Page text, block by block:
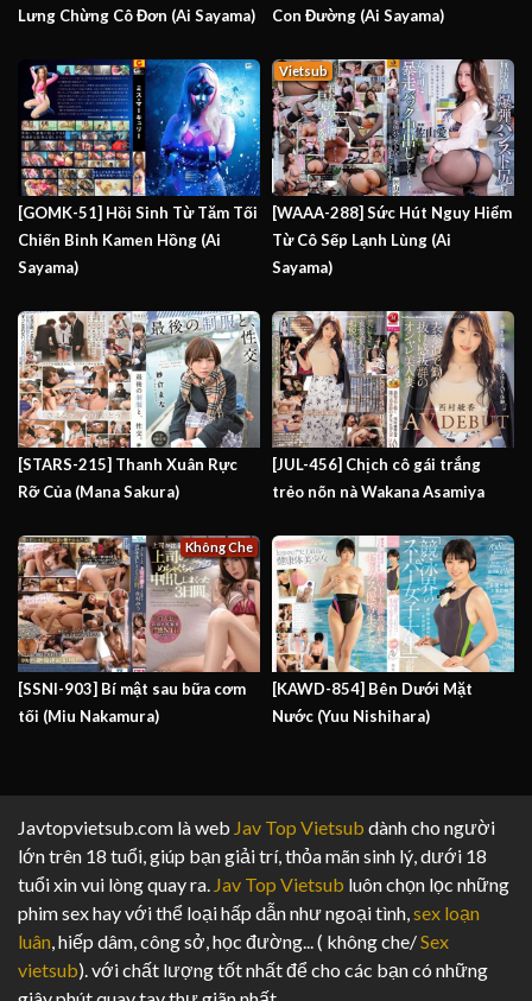
Lưng Chừng Cô Đơn (Ai Sayama)
Con Đường (Ai Sayama)
[GOMK-51] Hồi Sinh Từ Tăm Tối
Chiến Binh Kamen Hồng (Ai
Sayama)
[WAAA-288] Sức Hút Nguy Hiểm
Từ Cô Sếp Lạnh Lùng (Ai
Sayama)
Vietsub
[STARS-215] Thanh Xuân Rực
Rỡ Của (Mana Sakura)
[JUL-456] Chịch cô gái trắng
trẻo nõn nà Wakana Asamiya
[SSNI-903] Bí mật sau bữa cơm
tối (Miu Nakamura)
Không Che
[KAWD-854] Bên Dưới Mặt
Nước (Yuu Nishihara)
Javtopvietsub.com là web Jav Top Vietsub dành cho người
lớn trên 18 tuổi, giúp bạn giải trí, thỏa mãn sinh lý, dưới 18
tuổi xin vui lòng quay ra. Jav Top Vietsub luôn chọn lọc những
phim sex hay với thể loại hấp dẫn như ngoại tình, sex loạn
luân , hiếp dâm, công sở, học đường... ( không che/Sex
vietsub). với chất lượng tốt nhất để cho các bạn có những